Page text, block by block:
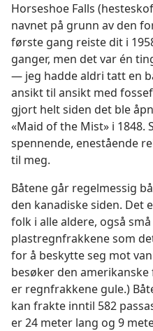
Horseshoe Falls
navnet på grunn av den
første gang reiste dit i
ganger, men det var én
— jeg hadde aldri tatt en
ansikt til ansikt med
gjort helt siden det ble
«Maid of the Mist» i
spennende, enestående
til meg.
Båtene går regelmessig
den kanadiske siden. Det
folk i alle aldere, også
plastregnfrakkene som
for å beskytte seg mot
besøker den
er regnfrakkene gule.)
kan frakte inntil 582
er 24 meter lang og 9